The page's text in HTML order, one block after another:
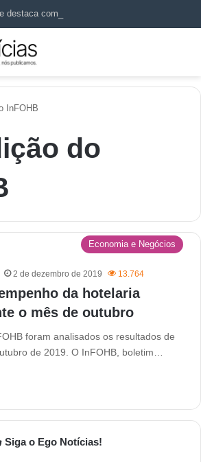
InFOHB
do
Economia e Negócios
2 de dezembro de 2019 13.764
da hotelaria
o mês de outubro
foram analisados os resultados de
de 2019. O InFOHB, boletim…
Siga o Ego Notícias!